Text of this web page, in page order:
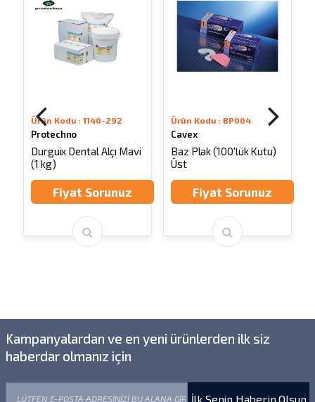
Ürün Kodu : 1140-292
Protechno
Durguix Dental Alçı Mavi
(1 kg)
Fiyat Sorunuz
Ürün Kodu : BP004
Cavex
Baz Plak (100'lük Kutu)
Üst
Fiyat Sorunuz
Kampanyalardan ve en yeni ürünlerden ilk siz
haberdar olmanız için
İlk Senin Haberin Olsun